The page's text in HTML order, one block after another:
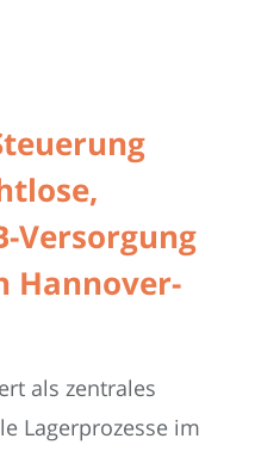
Versorgung
Hannover-
als zentrales
Lagerprozesse im